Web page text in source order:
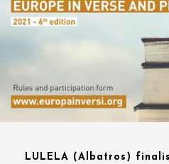
LULELA (Albatros)